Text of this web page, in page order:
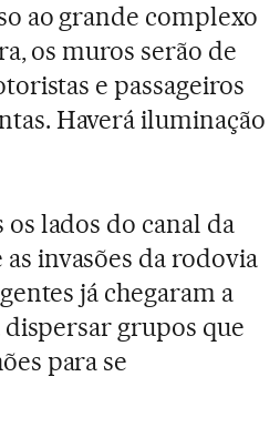
ao grande complexo
os muros serão de
e passageiros
Haverá iluminação
lados do canal da
invasões da rodovia
já chegaram a
grupos que
para se